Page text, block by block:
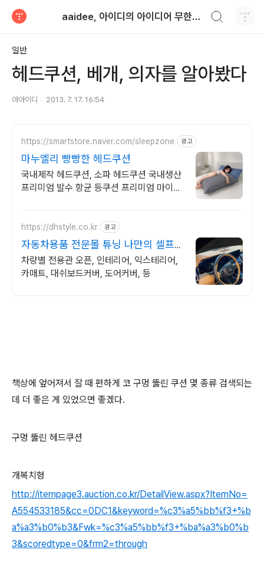
aaidee, 아이디의 아이디어 무한도전
일반
헤드쿠션, 베개, 의자를 알아봤다
아아이디 2013. 7. 17. 16:54
https://smartstore.naver.com/sleepzone 광고
마누엘리 빵빵한 헤드쿠션
국내제작 헤드쿠션, 소파 헤드쿠션 국내생산
프리미엄 발수 항균 등쿠션 프리미엄 마이크
https://dhstyle.co.kr 광고
자동차용품 전문몰 튜닝 나만의 셀프
드레스업 용품
차량별 전용관 오픈, 인테리어, 익스테리어,
카매트, 대쉬보드커버, 도어커버, 등
책상에 엎어져서 잘 때 편하게 코 구멍 뚫린 쿠션 몇 종류 검색되는
데 더 좋은 게 있었으면 좋겠다.
구멍 뚫린 헤드쿠션
개복치형
http://itempage3.auction.co.kr/DetailView.aspx?ItemNo=
A554533185&cc=0DC1&keyword=%c3%a5%bb%f3+%b
a%a3%b0%b3&Fwk=%c3%a5%bb%f3+%ba%a3%b0%b
3&scoredtype=0&frm2=through